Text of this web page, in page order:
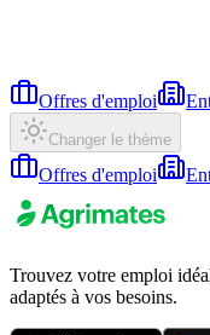
Offres d'emploi
Changer le thème
Offres d'emploi
Trouvez votre emploi
adaptés à vos besoins.